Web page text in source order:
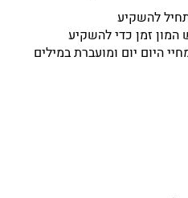
להשקיע
המון זמן כדי להשקיע
היום יום ומועברת במילים